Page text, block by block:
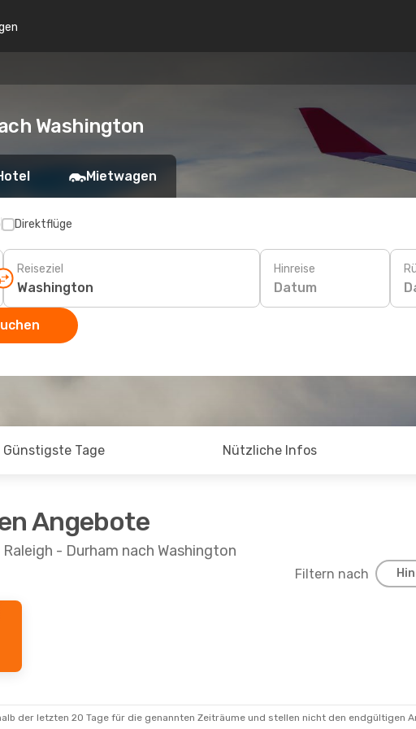
Washington
Mietwagen
Direktflüge
Reiseziel Hinreise
Datum
Günstigste Tage Nützliche Infos
Angebote
- Durham nach Washington
Filtern nach
der letzten 20 Tage für die genannten Zeiträume und stellen nicht den endgültigen